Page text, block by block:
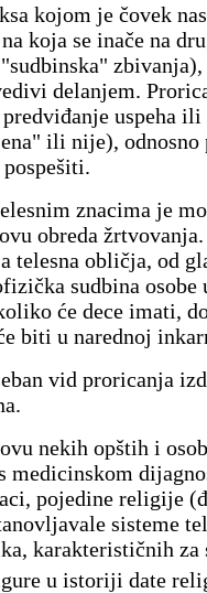
kojom je čovek
koja se inače na
delanjem.
uspeha ili
ili nije), odnosno
znacima je
obreda
obličja, od
sudbina osobe
će dece imati,
biti u narednoj
vid proricanja
nekih opštih i
medicinskom
pojedine religije
sisteme
karakterističnih za
u istoriji date